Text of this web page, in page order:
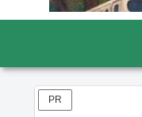
PR